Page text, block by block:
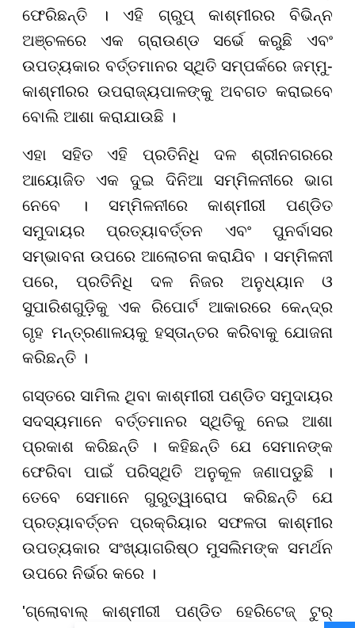
ଫେରିଛନ୍ତି । ଏହି ଗ୍ରୁପ୍ କାଶ୍ମୀରର ବିଭିନ୍ନ
ଅଞ୍ଚଳରେ ଏକ ଗ୍ରାଉଣ୍ଡ ସର୍ଭେ କରୁଛି ଏବଂ
ଉପତ୍ୟକାର ବର୍ତ୍ତମାନର ସ୍ଥିତି ସମ୍ପର୍କରେ ଜମ୍ମୁ-
କାଶ୍ମୀରର ଉପରାଜ୍ୟପାଳଙ୍କୁ ଅବଗତ କରାଇବେ
ବୋଲି ଆଶା କରାଯାଉଛି ।
ଏହା ସହିତ ଏହି ପ୍ରତିନିଧି ଦଳ ଶ୍ରୀନଗରରେ
ଆୟୋଜିତ ଏକ ଦୁଇ ଦିନିଆ ସମ୍ମିଳନୀରେ ଭାଗ
ନେବେ । ସମ୍ମିଳନୀରେ କାଶ୍ମୀରୀ ପଣ୍ଡିତ
ସମୁଦାୟର ପ୍ରତ୍ୟାବର୍ତ୍ତନ ଏବଂ ପୁନର୍ବାସର
ସମ୍ଭାବନା ଉପରେ ଆଲୋଚନା କରାଯିବ । ସମ୍ମିଳନୀ
ପରେ, ପ୍ରତିନିଧି ଦଳ ନିଜର ଅନୁଧ୍ୟାନ ଓ
ସୁପାରିଶଗୁଡ଼ିକୁ ଏକ ରିପୋର୍ଟ ଆକାରରେ କେନ୍ଦ୍ର
ଗୃହ ମନ୍ତ୍ରଣାଳୟକୁ ହସ୍ତାନ୍ତର କରିବାକୁ ଯୋଜନା
କରିଛନ୍ତି ।
ଗସ୍ତରେ ସାମିଲ ଥିବା କାଶ୍ମୀରୀ ପଣ୍ଡିତ ସମୁଦାୟର
ସଦସ୍ୟମାନେ ବର୍ତ୍ତମାନର ସ୍ଥିତିକୁ ନେଇ ଆଶା
ପ୍ରକାଶ କରିଛନ୍ତି । କହିଛନ୍ତି ଯେ ସେମାନଙ୍କ
ଫେରିବା ପାଇଁ ପରିସ୍ଥିତି ଅନୁକୂଳ ଜଣାପଡୁଛି ।
ତେବେ ସେମାନେ ଗୁରୁତ୍ୱାରୋପ କରିଛନ୍ତି ଯେ
ପ୍ରତ୍ୟାବର୍ତ୍ତନ ପ୍ରକ୍ରିୟାର ସଫଳତା କାଶ୍ମୀର
ଉପତ୍ୟକାର ସଂଖ୍ୟାଗରିଷ୍ଠ ମୁସଲିମଙ୍କ ସମର୍ଥନ
ଉପରେ ନିର୍ଭର କରେ ।
'ଗ୍ଲୋବାଲ୍ କାଶ୍ମୀରୀ ପଣ୍ଡିତ ହେରିଟେଜ୍ ଟୁର୍